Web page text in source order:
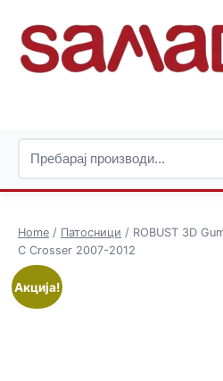
Home / Патосници / ROBUST 3D
C Crosser 2007-2012
Акција!